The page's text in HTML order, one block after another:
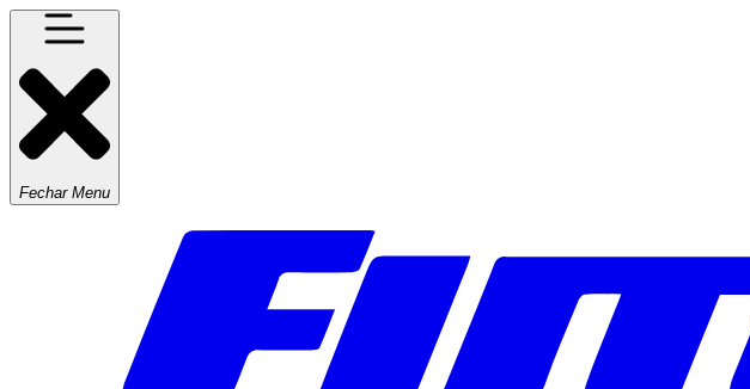
Fechar Menu